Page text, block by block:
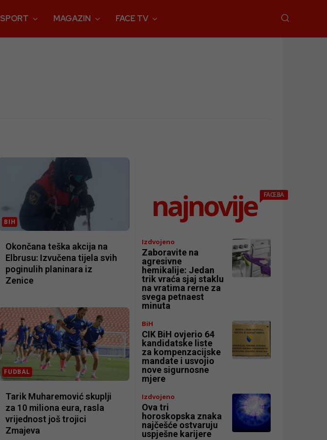
SPORT MAGAZIN FACE TV
BIH
Okončana teška akcija na
Elbrusu: Izvučena tijela svih
poginulih planinara iz
Zenice
FUDBAL
Tarik Muharemović skuplji
za 10 miliona eura, rasla
vrijednost još trojici
Zmajeva
najnovije FACE.BA
Izdvojeno
Zaboravite na
agresivne
hemikalije: Jedan
trik vraća sjaj staklu
na vratima rerne za
svega petnaest
minuta
BiH
CIK BiH ovjerio 64
kandidatske liste
za kompenzacijske
mandate i usvojio
nove sigurnosne
mjere
Izdvojeno
Ova tri
horoskopska znaka
najčešće ostvaruju
uspješne karijere